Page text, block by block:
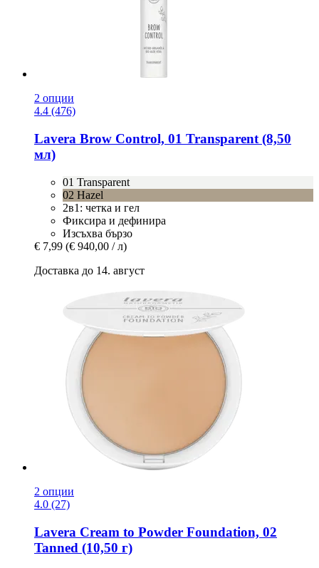
2 опции
4.4 (476)
Lavera Brow Control, 01 Transparent (8,50
мл)
01 Transparent
02 Hazel
2в1: четка и гел
Фиксира и дефинира
Изсъхва бързо
€ 7,99 (€ 940,00 / л)
Доставка до 14. август
2 опции
4.0 (27)
Lavera Cream to Powder Foundation, 02
Tanned (10,50 г)